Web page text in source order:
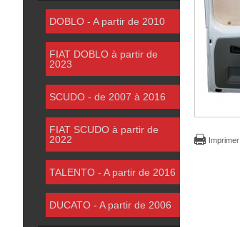
DOBLO - A partir de 2010
FIAT DOBLO à partir de
2023
SCUDO - de 2007 à 2016
FIAT SCUDO à partir de
2022
TALENTO - A partir de 2016
DUCATO - A partir de 2006
Imprimer